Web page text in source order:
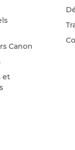
Canon
et